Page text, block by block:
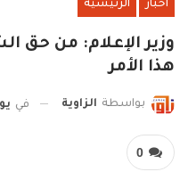
اخبار الرئيسية
وزير الإعلام: من حق
هذا الأمر
بواسطة الزاوية في
0